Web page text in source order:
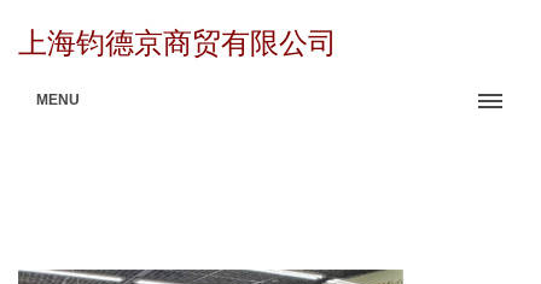
上海钧德京商贸有限公司
MENU